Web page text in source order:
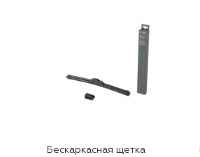
Бескаркасная щетка